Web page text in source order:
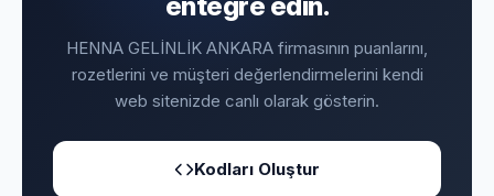
HENNA GELİNLİK ANKARA firmasının puanlarını,
rozetlerini ve müşteri değerlendirmelerini kendi
web sitenizde canlı olarak gösterin.
Kodları Oluştur